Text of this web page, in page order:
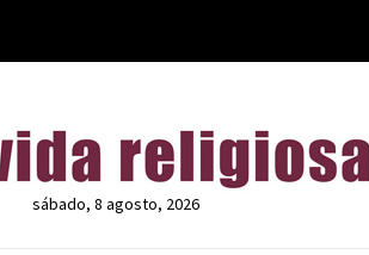
sábado, 8 agosto, 2026